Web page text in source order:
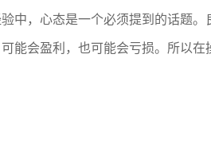
中，心态是一个必须提到的话题
能会盈利，也可能会亏损。所以